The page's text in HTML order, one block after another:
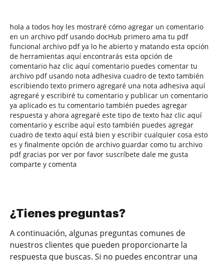
hola a todos hoy les mostraré cómo agregar un comentario
en un archivo pdf usando docHub primero ama tu pdf
funcional archivo pdf ya lo he abierto y matando esta opción
de herramientas aquí encontrarás esta opción de
comentario haz clic aquí comentario puedes comentar tu
archivo pdf usando nota adhesiva cuadro de texto también
escribiendo texto primero agregaré una nota adhesiva aquí
agregaré y escribiré tu comentario y publicar un comentario
ya aplicado es tu comentario también puedes agregar
respuesta y ahora agregaré este tipo de texto haz clic aquí
comentario y escribe aquí esto también puedes agregar
cuadro de texto aquí está bien y escribir cualquier cosa esto
es y finalmente opción de archivo guardar como tu archivo
pdf gracias por ver por favor suscríbete dale me gusta
comparte y comenta
¿Tienes preguntas?
A continuación, algunas preguntas comunes de
nuestros clientes que pueden proporcionarte la
respuesta que buscas. Si no puedes encontrar una